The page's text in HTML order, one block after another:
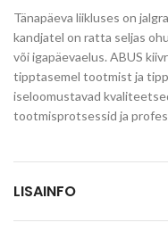
Tänapäeva liikluses on
kandjatel on ratta seljas
või igapäevaelus. ABUS
tipptasemel tootmist ja
iseloomustavad
tootmisprotsessid ja
LISAINFO